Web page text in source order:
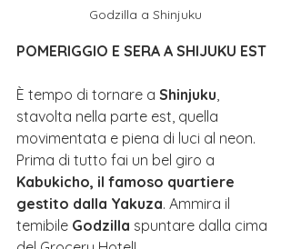
Godzilla a Shinjuku
POMERIGGIO E SERA A SHIJUKU EST
È tempo di tornare a Shinjuku,
stavolta nella parte est, quella
movimentata e piena di luci al neon.
Prima di tutto fai un bel giro a
Kabukicho, il famoso quartiere
gestito dalla Yakuza. Ammira il
temibile Godzilla spuntare dalla cima